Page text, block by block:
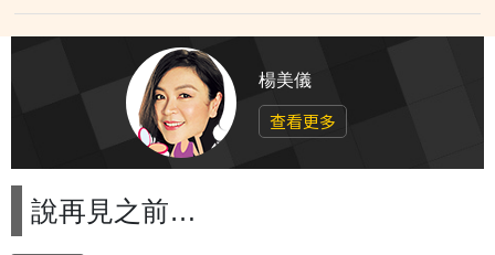
楊美儀
查看更多
說再見之前…